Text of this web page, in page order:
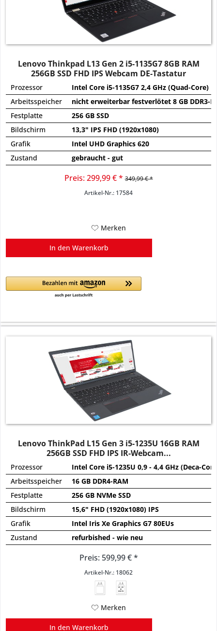
Lenovo Thinkpad L13 Gen 2 i5-1135G7 8GB RAM
256GB SSD FHD IPS Webcam DE-Tastatur
Prozessor
Intel Core i5-1135G7 2,4 GHz (Quad-Core)
Arbeitsspeicher
nicht erweiterbar festverlötet 8 GB DDR3-
Festplatte
256 GB SSD
Bildschirm
13,3" IPS FHD (1920x1080)
Grafik
Intel UHD Graphics 620
Zustand
gebraucht - gut
Preis: 299,99 € * 349,99 € *
Artikel-Nr.: 17584
Merken
In den Warenkorb
Lenovo ThinkPad L15 Gen 3 i5-1235U 16GB RAM
256GB SSD FHD IPS IR-Webcam...
Prozessor
Intel Core i5-1235U 0,9 - 4,4 GHz (Deca-
Arbeitsspeicher
16 GB DDR4-RAM
Festplatte
256 GB NVMe SSD
Bildschirm
15,6" FHD (1920x1080) IPS
Grafik
Intel Iris Xe Graphics G7 80EUs
Zustand
refurbished - wie neu
Preis: 599,99 € *
Artikel-Nr.: 18062
45 - 65
W
USB PD
Merken
In den Warenkorb